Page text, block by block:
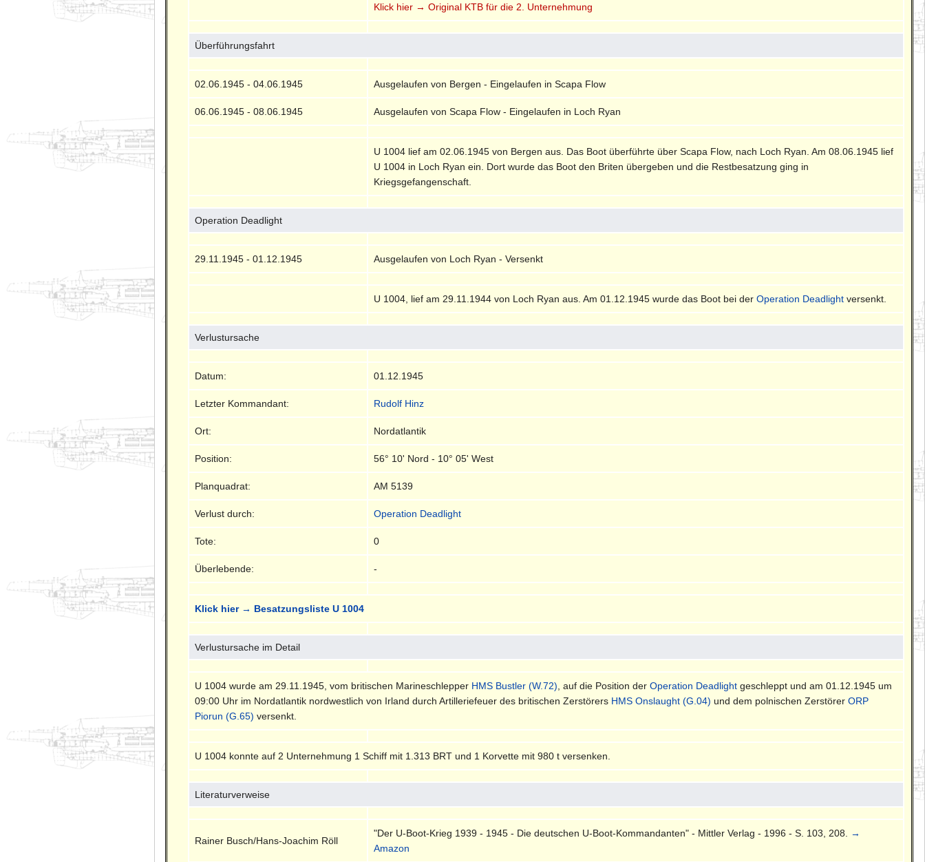
Klick hier → Original KTB für die 2. Unternehmung
Überführungsfahrt
02.06.1945 - 04.06.1945 Ausgelaufen von Bergen - Eingelaufen in Scapa Flow
06.06.1945 - 08.06.1945 Ausgelaufen von Scapa Flow - Eingelaufen in Loch Ryan
U 1004 lief am 02.06.1945 von Bergen aus. Das Boot überführte über Scapa Flow, nach Loch Ryan. Am 08.06.1945 lief
U 1004 in Loch Ryan ein. Dort wurde das Boot den Briten übergeben und die Restbesatzung ging in
Kriegsgefangenschaft.
Operation Deadlight
29.11.1945 - 01.12.1945 Ausgelaufen von Loch Ryan - Versenkt
U 1004, lief am 29.11.1944 von Loch Ryan aus. Am 01.12.1945 wurde das Boot bei derOperation Deadlight versenkt.
Verlustursache
Datum: 01.12.1945
Letzter Kommandant: Rudolf Hinz
Ort: Nordatlantik
Position: 56° 10' Nord - 10° 05' West
Planquadrat: AM 5139
Verlust durch: Operation Deadlight
Tote: 0
Überlebende: -
Klick hier → Besatzungsliste U 1004
Verlustursache im Detail
U 1004 wurde am 29.11.1945, vom britischen Marineschlepper HMS Bustler (W.72) , auf die Position derOperation Deadlight geschleppt und am 01.12.1945 um
09:00 Uhr im Nordatlantik nordwestlich von Irland durch Artilleriefeuer des britischen Zerstörers HMS Onslaught (G.04) und dem polnischen ZerstörerORP
Piorun (G.65) versenkt.
U 1004 konnte auf 2 Unternehmung 1 Schiff mit 1.313 BRT und 1 Korvette mit 980 t versenken.
Literaturverweise
Rainer Busch/Hans-Joachim Röll
"Der U-Boot-Krieg 1939 - 1945 - Die deutschen U-Boot-Kommandanten" - Mittler Verlag - 1996 - S. 103, 208. →
Amazon